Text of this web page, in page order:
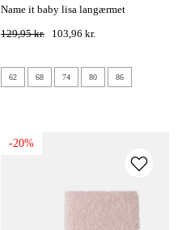
name it baby lisa langærmet
129,95 kr. 103,96 kr.
62 68 74 80 86
-20%